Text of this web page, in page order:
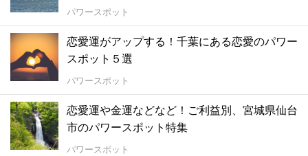
パワースポット
恋愛運がアップする！千葉にある恋愛のパワー
スポット５選
パワースポット
恋愛運や金運などなど！ご利益別、宮城県仙台
市のパワースポット特集
パワースポット